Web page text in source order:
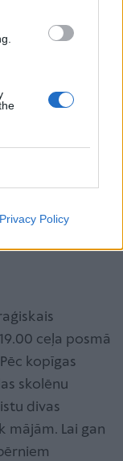
Privacy Policy
pret
stundā.
pašvaldības un
novērst
satiksmes
metās pāri
ceļa posmā
kopīgas
skolēnu
divas
mājām. Lai gan